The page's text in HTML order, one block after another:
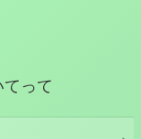
てって